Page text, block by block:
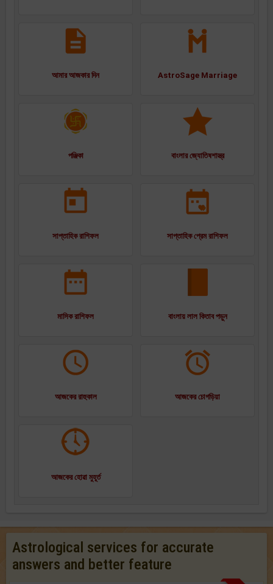
আমার আজকার দিন AstroSage Marriage
পঞ্জিকা বাংলার জ্যোতিষশাস্ত্র
সাপ্তাহিক রাশিফল সাপ্তাহিক প্রেম রাশিফল
মাসিক রাশিফল বাংলায় লাল কিতাব পড়ুন
আজকের রাহুকাল আজকের চোগড়িয়া
আজকের হোৱা মুহূর্ত
Astrological services for accurate
answers and better feature